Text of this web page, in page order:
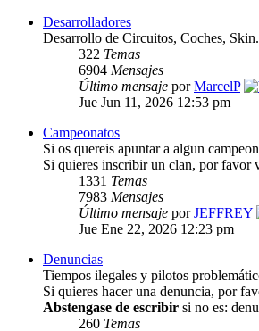
Desarrolladores
Desarrollo de Circuitos, Coches,
322 Temas
6904 Mensajes
Último mensaje porMarcelP
Jue Jun 11, 2026 12:53 pm
Campeonatos
Si os quereis apuntar a algun
Si quieres inscribir un clan, por favor
1331 Temas
7983 Mensajes
Último mensaje porJEFFREY
Jue Ene 22, 2026 12:23 pm
Denuncias
Tiempos ilegales y pilotos
Si quieres hacer una denuncia, por
Abstengase de escribir si no es:
260 Temas